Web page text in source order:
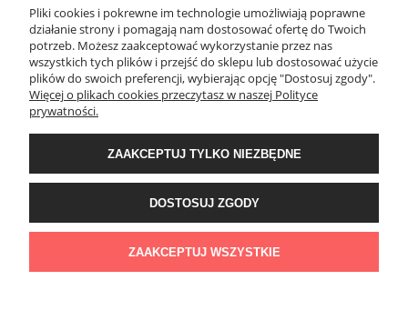
POMOC
MOJE KONTO
INFORMACJE
O NAS
Pliki cookies i pokrewne im technologie umożliwiają poprawne
działanie strony i pomagają nam dostosować ofertę do Twoich
potrzeb. Możesz zaakceptować wykorzystanie przez nas
wszystkich tych plików i przejść do sklepu lub dostosować użycie
plików do swoich preferencji, wybierając opcję "Dostosuj zgody".
Więcej o plikach cookies przeczytasz w naszej Polityce
prywatności.
ZAAKCEPTUJ TYLKO NIEZBĘDNE
DOSTOSUJ ZGODY
ZAAKCEPTUJ WSZYSTKIE